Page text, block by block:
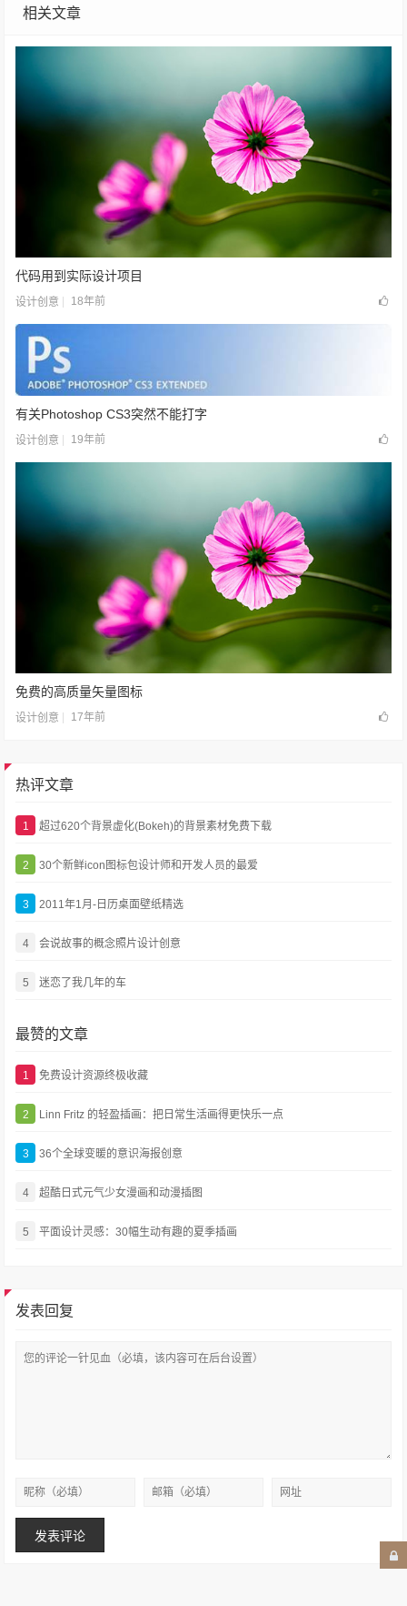
相关文章
代码用到实际设计项目
设计创意 18年前
有关Photoshop CS3突然不能打字
设计创意 19年前
免费的高质量矢量图标
设计创意 17年前
热评文章
1 超过620个背景虚化(Bokeh)的背景素材免费下载
2 30个新鲜icon图标包设计师和开发人员的最爱
3 2011年1月-日历桌面壁纸精选
4 会说故事的概念照片设计创意
5 迷恋了我几年的车
最赞的文章
1 免费设计资源终极收藏
2 Linn Fritz 的轻盈插画：把日常生活画得更快乐一点
3 36个全球变暖的意识海报创意
4 超酷日式元气少女漫画和动漫插图
5 平面设计灵感：30幅生动有趣的夏季插画
发表回复